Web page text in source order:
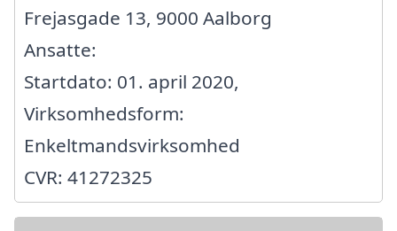
Frejasgade 13, 9000 Aalborg
Ansatte:
Startdato: 01. april 2020,
Virksomhedsform:
Enkeltmandsvirksomhed
CVR: 41272325